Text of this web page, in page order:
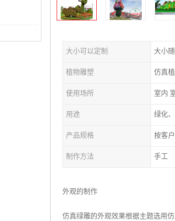
大小可以定制 大小
植物雕塑 仿真
使用场所 室内
用途 绿化
产品规格 按客
制作方法 手工
外观的制作
仿真绿雕的外观效果根据主题选用